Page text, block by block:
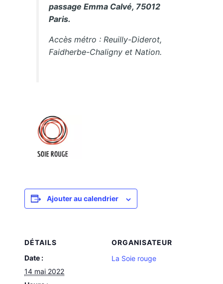
passage Emma Calvé, 75012
Paris.
Accès métro : Reuilly-Diderot,
Faidherbe-Chaligny et Nation.
Ajouter au calendrier
DÉTAILS
Date :
14 mai 2022
ORGANISATEUR
La Soie rouge